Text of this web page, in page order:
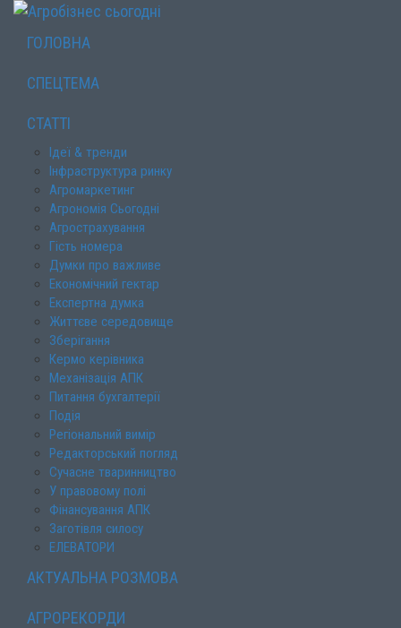
ГОЛОВНА
СПЕЦТЕМА
СТАТТІ
Ідеї & тренди
Інфраструктура ринку
Агромаркетинг
Агрономія Сьогодні
Агрострахування
Гість номера
Думки про важливе
Економічний гектар
Експертна думка
Життєве середовище
Зберігання
Кермо керівника
Механізація АПК
Питання бухгалтерії
Подія
Регіональний вимір
Редакторський погляд
Сучасне тваринництво
У правовому полі
Фінансування АПК
Заготівля силосу
ЕЛЕВАТОРИ
АКТУАЛЬНА РОЗМОВА
АГРОРЕКОРДИ